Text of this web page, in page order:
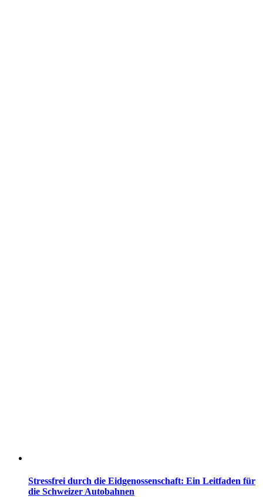
Stressfrei durch die Eidgenossenschaft: Ein Leitfaden für
die Schweizer Autobahnen